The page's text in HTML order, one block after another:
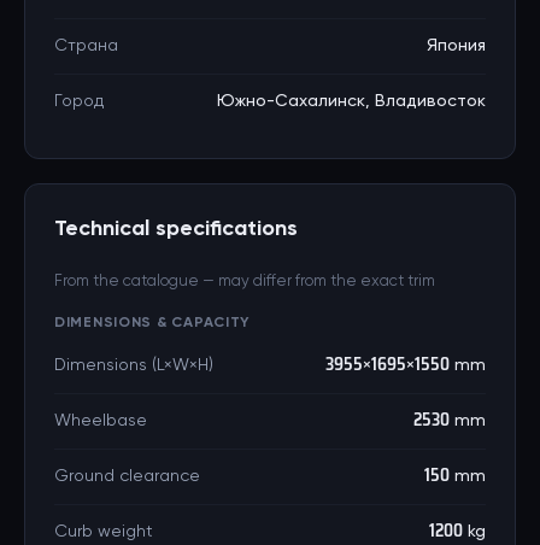
Страна Япония
Город Южно-Сахалинск, Владивосток
Technical specifications
From the catalogue — may differ from the exact trim
DIMENSIONS & CAPACITY
Dimensions (L×W×H) 3955×1695×1550 mm
Wheelbase 2530 mm
Ground clearance 150 mm
Curb weight 1200 kg